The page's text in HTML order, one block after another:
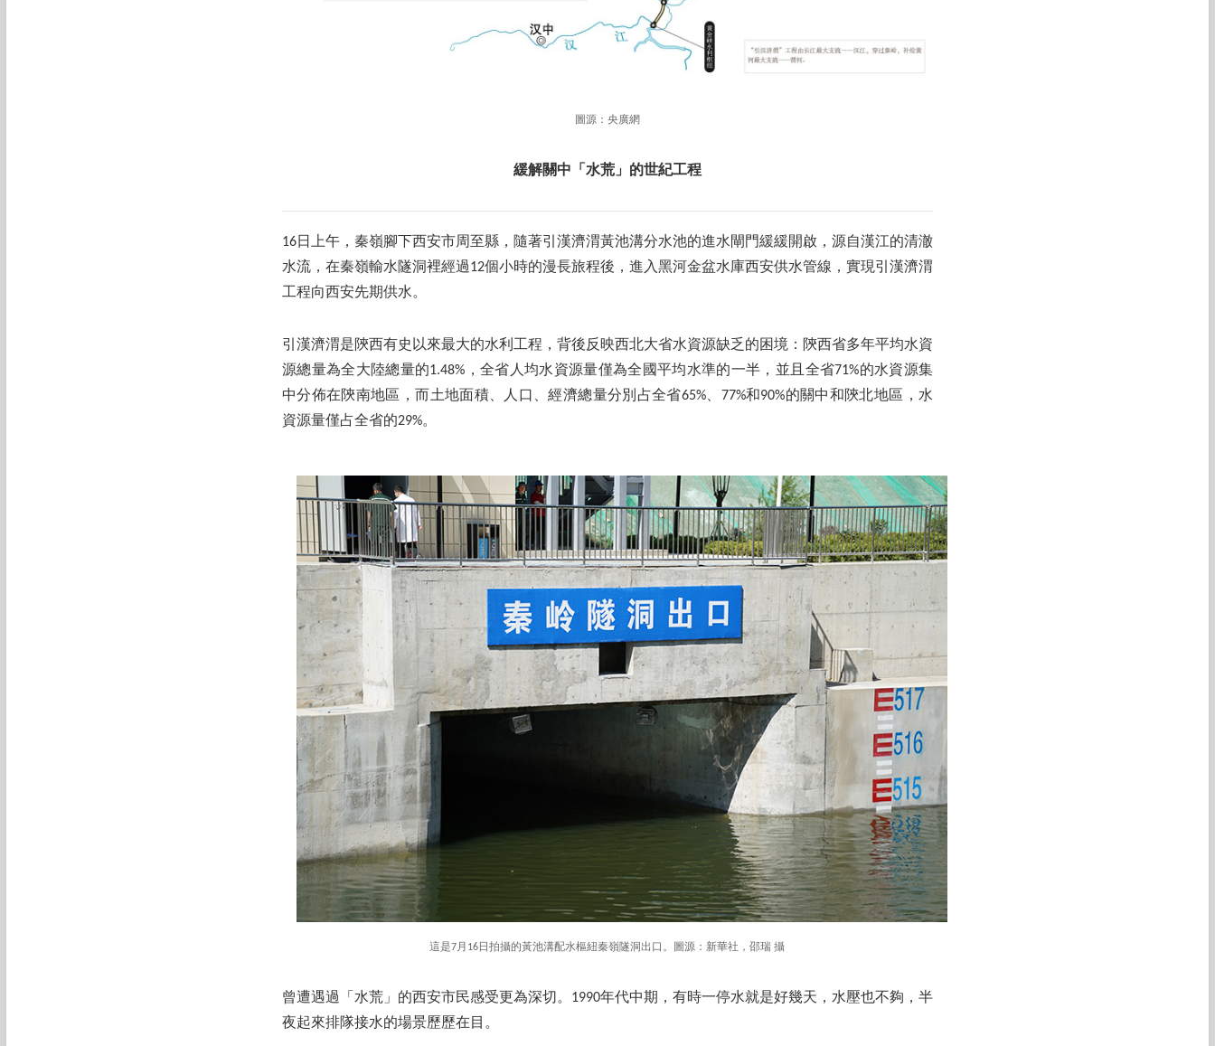
圖源：央廣網
緩解關中「水荒」的世紀工程
16日上午，秦嶺腳下西安市周至縣，隨著引漢濟渭黃池溝分水池的進水閘門緩緩開啟，源自漢江的清澈
水流，在秦嶺輸水隧洞裡經過12個小時的漫長旅程後，進入黑河金盆水庫西安供水管線，實現引漢濟渭
工程向西安先期供水。
引漢濟渭是陝西有史以來最大的水利工程，背後反映西北大省水資源缺乏的困境：陝西省多年平均水資
源總量為全大陸總量的1.48%，全省人均水資源量僅為全國平均水準的一半，並且全省71%的水資源集
中分佈在陝南地區，而土地面積、人口、經濟總量分別占全省65%、77%和90%的關中和陝北地區，水
資源量僅占全省的29%。
這是7月16日拍攝的黃池溝配水樞紐秦嶺隧洞出口。圖源：新華社，邵瑞 攝
曾遭遇過「水荒」的西安市民感受更為深切。1990年代中期，有時一停水就是好幾天，水壓也不夠，半
夜起來排隊接水的場景歷歷在目。